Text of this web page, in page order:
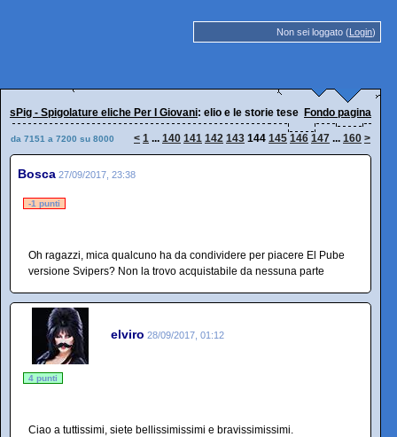
Non sei loggato (Login)
sPig - Spigolature eliche Per I Giovani: elio e le storie tese Fondo pagina
da 7151 a 7200 su 8000 < 1 ... 140 141 142 143 144 145 146 147 ... 160 >
Bosca 27/09/2017, 23:38
-1 punti
Oh ragazzi, mica qualcuno ha da condividere per piacere El Pube
versione Svipers? Non la trovo acquistabile da nessuna parte
elviro 28/09/2017, 01:12
4 punti
Ciao a tuttissimi, siete bellissimissimi e bravissimissimi.